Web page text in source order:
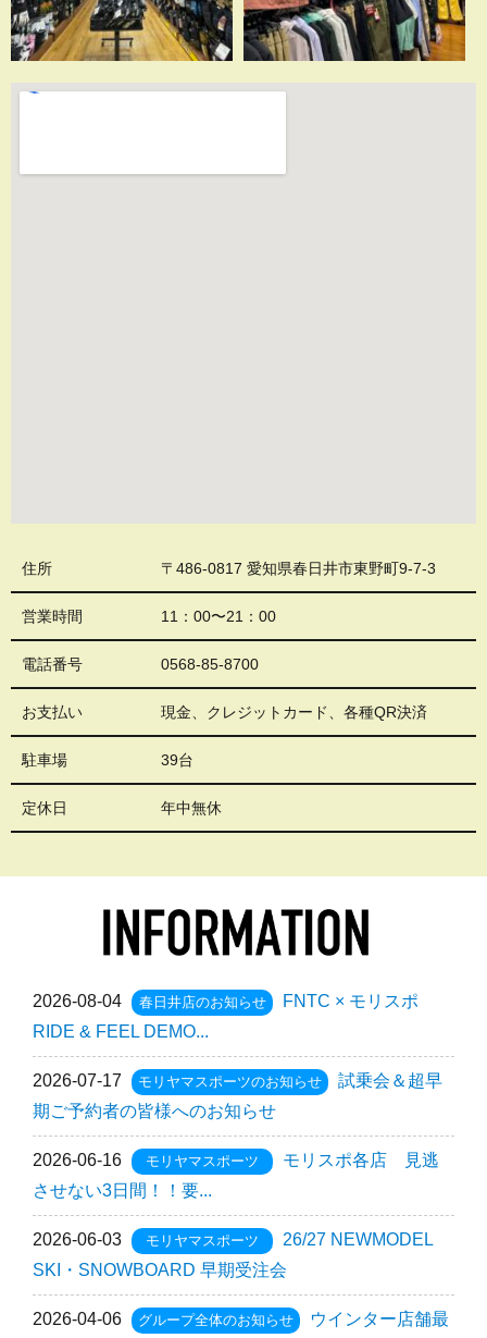
住所 〒486-0817 愛知県春日井市東野町9-7-3
営業時間 11：00〜21：00
電話番号 0568-85-8700
お支払い 現金、クレジットカード、各種QR決済
駐車場 39台
定休日 年中無休
2026-08-04 春日井店のお知らせ
FNTC × モリスポ
RIDE & FEEL DEMO...
2026-07-17 モリヤマスポーツのお知らせ
試乗会＆超早
期ご予約者の皆様へのお知らせ
2026-06-16 モリヤマスポーツ
モリスポ各店 見逃
させない3日間！！要...
2026-06-03 モリヤマスポーツ
26/27 NEWMODEL
SKI・SNOWBOARD 早期受注会
2026-04-06 グループ全体のお知らせ
ウインター店舗最